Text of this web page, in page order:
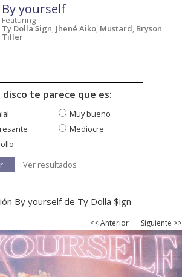
By yourself
Featuring
Ty Dolla $ign, Jhené Aiko, Mustard, Bryson
Tiller
disco te parece que es:
Muy bueno
Mediocre
Ver resultados
By yourself de Ty Dolla $ign
<< Anterior Siguiente >>